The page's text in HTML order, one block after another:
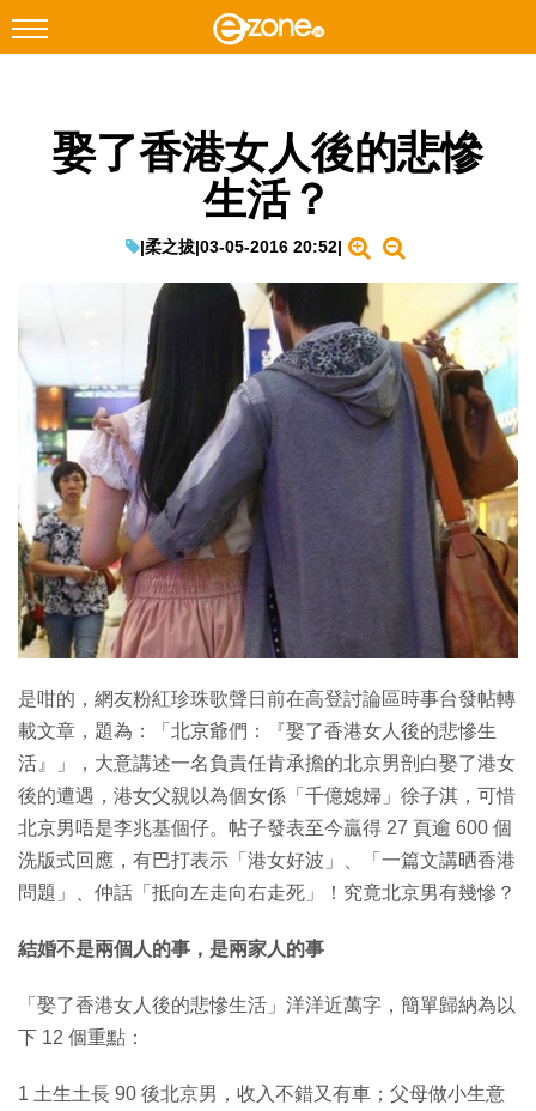
Facebook Instagram
教學評測
EduTech
IT Times
生成式AI與雲端應用
Enterprise Digital Transformation
特集
娶了香港女人後的悲慘
生活？
|柔之拔|03-05-2016 20:52|
是咁的，網友粉紅珍珠歌聲日前在高登討論區時事台發帖轉
載文章，題為：「北京爺們：『娶了香港女人後的悲慘生
活』」，大意講述一名負責任肯承擔的北京男剖白娶了港女
後的遭遇，港女父親以為個女係「千億媳婦」徐子淇，可惜
北京男唔是李兆基個仔。帖子發表至今贏得 27 頁逾 600 個
洗版式回應，有巴打表示「港女好波」、「一篇文講晒香港
問題」、仲話「抵向左走向右走死」！究竟北京男有幾慘？
結婚不是兩個人的事，是兩家人的事
「娶了香港女人後的悲慘生活」洋洋近萬字，簡單歸納為以
下 12 個重點：
1 土生土長 90 後北京男，收入不錯又有車；父母做小生意